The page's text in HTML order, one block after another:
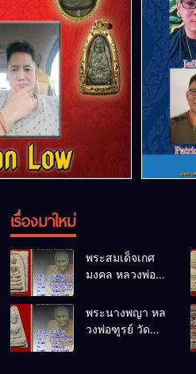
เรื่องมาใหม่
พระสมเด็จเกศ
มงคล หลวงพ่อ
โพธิ์นิมิตร
พ.ศ.2512
พระนางพญา หล
วงพ่อฑูรย์ วัด